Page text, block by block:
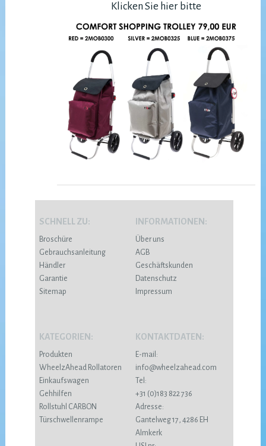
Klicken Sie hier bitte
SCHNELL ZU:
Broschüre
Gebrauchsanleitung
Händler
Garantie
Sitemap
INFORMATIONEN:
Über uns
AGB
Geschäftskunden
Datenschutz
Impressum
KATEGORIEN:
Produkten
WheelzAhead Rollatoren
Einkaufswagen
Gehhilfen
Rollstuhl CARBON
Türschwellenrampe
KONTAKTDATEN:
E-mail:
info@wheelzahead.com
Tel:
+31 (0)183 822 736
Adresse:
Gantelweg 17, 4286 EH
Almkerk